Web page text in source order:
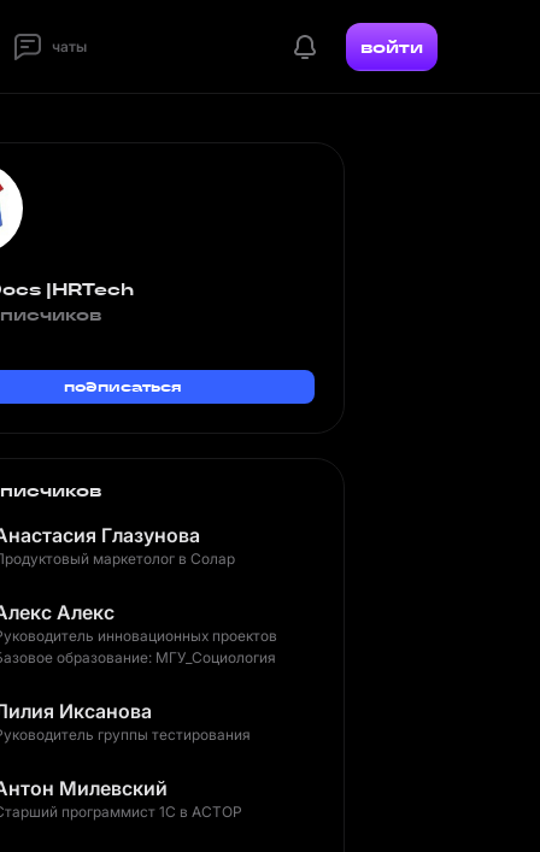
чаты войти
|HRTech
подписаться
Глазунова
маркетолог в Солар
Алекс
инновационных проектов
образование: МГУ_Социология
Иксанова
группы тестирования
Милевский
программист 1С в АСТОР